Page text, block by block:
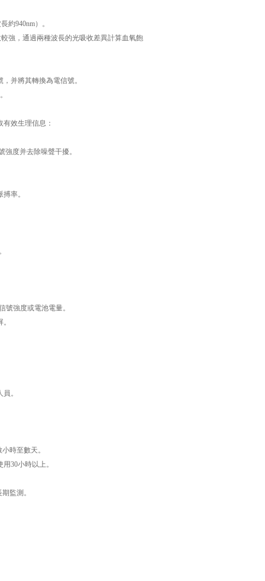
940nm）。
，通過兩種波長的光吸收差異計算血氧飽
并將其轉換為電信號。
效生理信息：
度并去除噪聲干擾。
率。
強度或電池電量。
。
時至數天。
30小時以上。
監測。